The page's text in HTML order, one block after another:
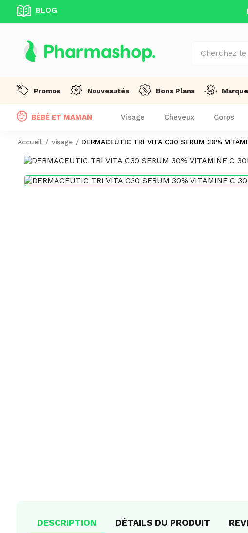
BLOG
DÈS 99 DT D'ACHAT! !
Promos Nouveautés Bons Plans
BÉBÉ ET MAMAN Visage Cheveux Corps
Accueil visage DERMACEUTIC TRI VITA C30 SERUM 30%
DESCRIPTION DÉTAILS DU PRODUIT